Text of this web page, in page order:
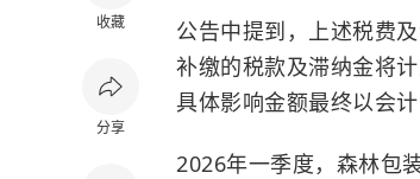
收藏
分享
公告中提到，上述税费
补缴的税款及滞纳金将
具体影响金额最终以会
2026年一季度，森林包